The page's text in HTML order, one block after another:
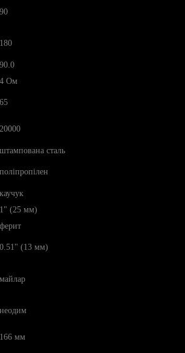
90
180
90.0
4 Ом
65
20000
штампована сталь
поліпропілен
каучук
1" (25 мм)
ферит
0.51" (13 мм)
майлар
неодим
166 мм